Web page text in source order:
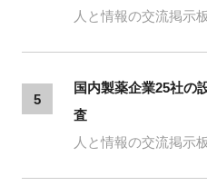
人と情報の交流掲示板
5
国内製薬企業25社の
査
人と情報の交流掲示板